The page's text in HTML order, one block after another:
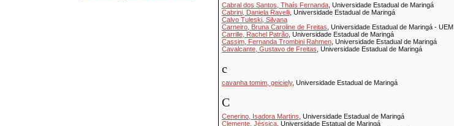
Cabral dos Santos, Thaís Fernanda, Universidade Estadual de Maringá
Cabrini, Daniela Ravelli, Universidade Estadual de Maringá
Calvo Tuleski, Silvana
Carneiro, Bruna Caroline de Freitas , Universidade Estadual de Maringá - UEM
Carrille, Rachel Patrão, Universidade Estadual de Maringá
Cassim, Fernanda Trombini Rahmen, Universidade Estadual de Maringá
Cavalcante, Gustavo de Freitas , Universidade Estadual de Maringá
c
cavanha tomim, geiciely, Universidade Estadual de Maringá
C
Cenerino, Isadora Martins , Universidade Estadual de Maringá
Clemente, Jéssica, Universidade Estatual de Maringá